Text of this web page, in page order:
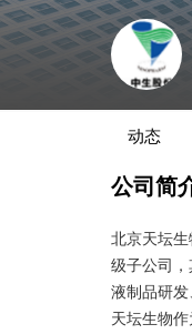
动态
公司简
北京天坛
级子公司
液制品研发
天坛生物